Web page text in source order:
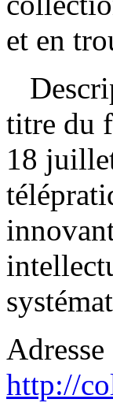
et en
titre du
18
http://